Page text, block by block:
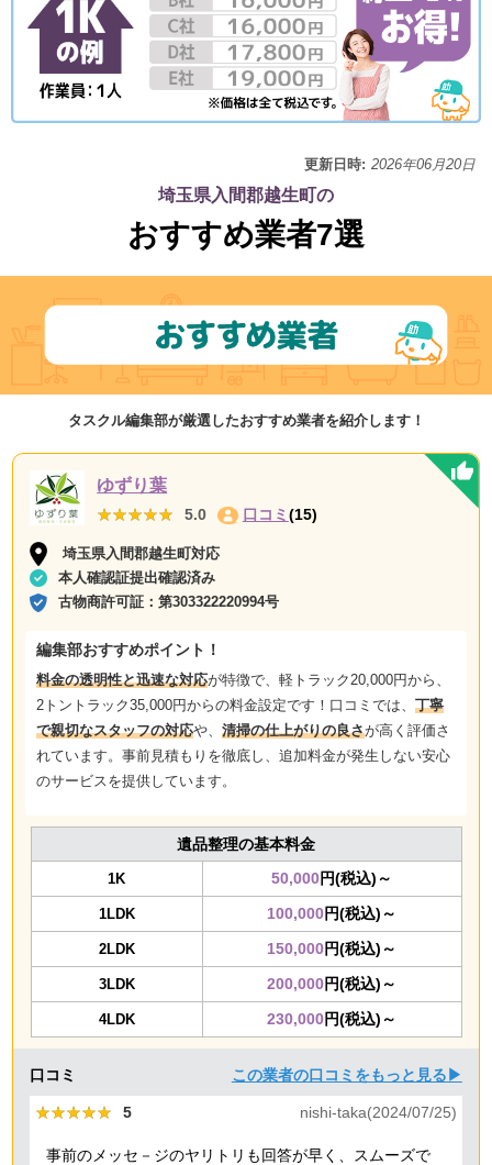
更新日時: 2026年06月20日
埼玉県入間郡越生町の
おすすめ業者7選
タスクル編集部が厳選したおすすめ業者を紹介します！
ゆずり葉
★★★★★
★★★★★ 5.0 口コミ (15)
埼玉県入間郡越生町対応
本人確認証提出確認済み
古物商許可証：第303322220994号
編集部おすすめポイント！
料金の透明性と迅速な対応が特徴で、軽トラック20,000円から、
2トントラック35,000円からの料金設定です！口コミでは、 丁寧
で親切なスタッフの対応や、 清掃の仕上がりの良さが高く評価さ
れています。事前見積もりを徹底し、追加料金が発生しない安心
のサービスを提供しています。
遺品整理の基本料金
1K 50,000円(税込)～
1LDK 100,000円(税込)～
2LDK 150,000円(税込)～
3LDK 200,000円(税込)～
4LDK 230,000円(税込)～
口コミ この業者の口コミをもっと見る▶
★★★★★
★★★★★ 5 nishi-taka(2024/07/25)
事前のメッセ－ジのヤリトリも回答が早く、スムーズで